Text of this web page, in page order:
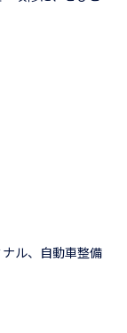
ル、自動車整備